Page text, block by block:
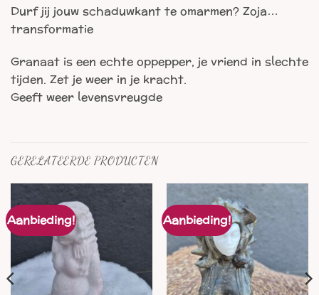
Durf jij jouw schaduwkant te omarmen? Zoja…
transformatie
Granaat is een echte oppepper, je vriend in slechte
tijden. Zet je weer in je kracht.
Geeft weer levensvreugde
GERELATEERDE PRODUCTEN
Aanbieding! Aanbieding!